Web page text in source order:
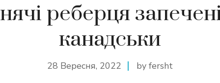
реберця
канадськи
28 Вересня, 2022 by fersht